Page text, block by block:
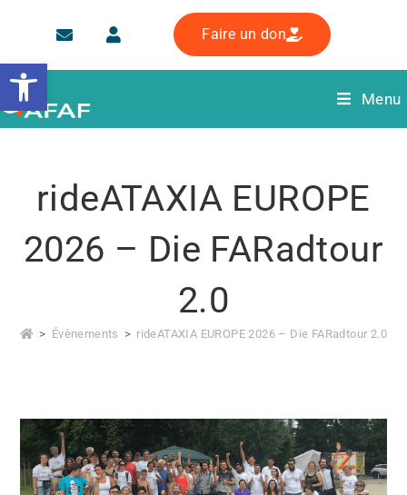
Ouvrir la barre d’outils
Faire un don
Menu
rideATAXIA EUROPE
2026 – Die FARadtour
2.0
> Évènements > rideATAXIA EUROPE 2026 – Die FARadtour 2.0